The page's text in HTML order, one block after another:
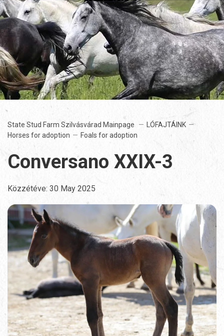
State Stud Farm Szilvásvárad Mainpage
LÓFAJTÁINK
Horses for adoption
Foals for adoption
Conversano XXIX-3
Közzétéve: 30 May 2025